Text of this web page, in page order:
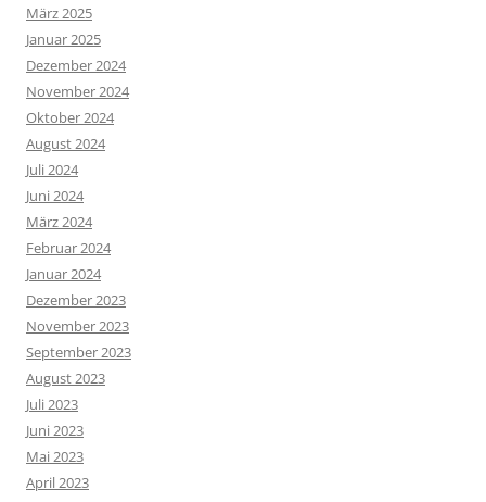
März 2025
Januar 2025
Dezember 2024
November 2024
Oktober 2024
August 2024
Juli 2024
Juni 2024
März 2024
Februar 2024
Januar 2024
Dezember 2023
November 2023
September 2023
August 2023
Juli 2023
Juni 2023
Mai 2023
April 2023